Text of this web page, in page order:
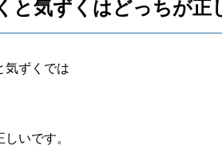
と気ずくはどっちが正
気ずくでは
いです。